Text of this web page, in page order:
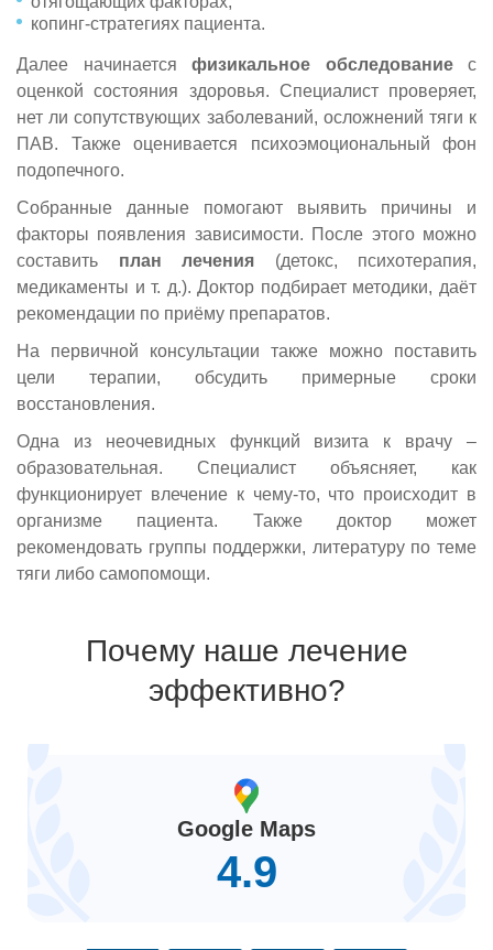
копинг-стратегиях пациента.
Далее начинается физикальное обследованиес
оценкой состояния здоровья. Специалист проверяет,
нет ли сопутствующих заболеваний, осложнений тяги к
ПАВ. Также оценивается психоэмоциональный фон
подопечного.
Собранные данные помогают выявить причины и
факторы появления зависимости. После этого можно
составить план лечения (детокс, психотерапия,
медикаменты и т. д.). Доктор подбирает методики, даёт
рекомендации по приёму препаратов.
На первичной консультации также можно поставить
цели терапии, обсудить примерные сроки
восстановления.
Одна из неочевидных функций визита к врачу –
образовательная. Специалист объясняет, как
функционирует влечение к чему-то, что происходит в
организме пациента. Также доктор может
рекомендовать группы поддержки, литературу по теме
тяги либо самопомощи.
Почему наше лечение
эффективно?
Google Maps
4.9